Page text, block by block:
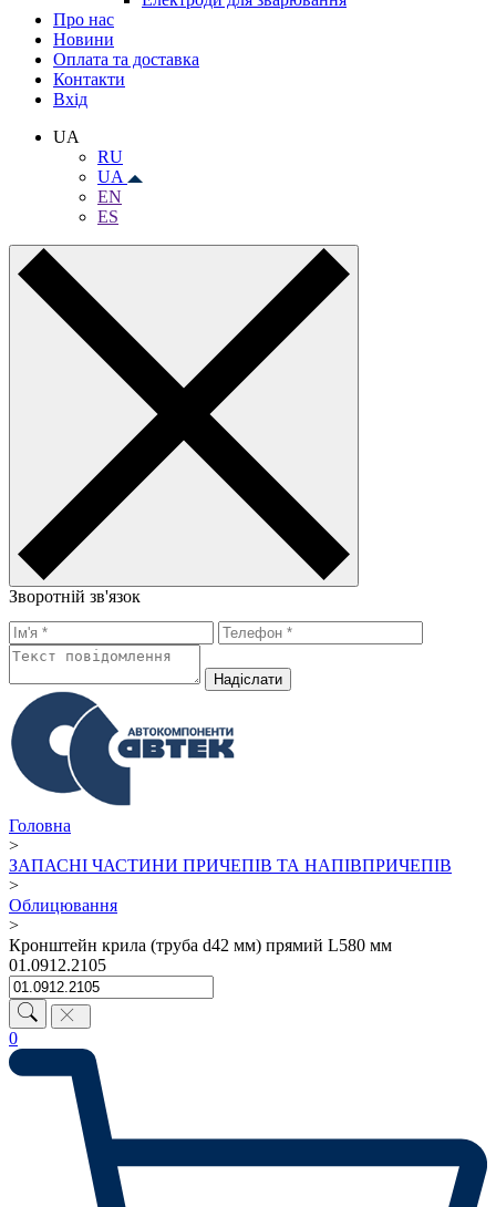
Про нас
Новини
Оплата та доставка
Контакти
Вхiд
UA
RU
UA
EN
ES
Зворотній зв'язок
Надiслати
Головна
>
ЗАПАСНІ ЧАСТИНИ ПРИЧЕПІВ ТА НАПІВПРИЧЕПІВ
>
Облицювання
>
Кронштейн крила (труба d42 мм) прямий L580 мм
01.0912.2105
0